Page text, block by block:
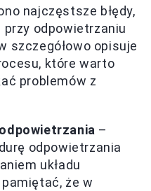
najczęstsze błędy,
przy odpowietrzaniu
szczegółowo opisuje
które warto
problemów z
–
odpowietrzania
układu
że w